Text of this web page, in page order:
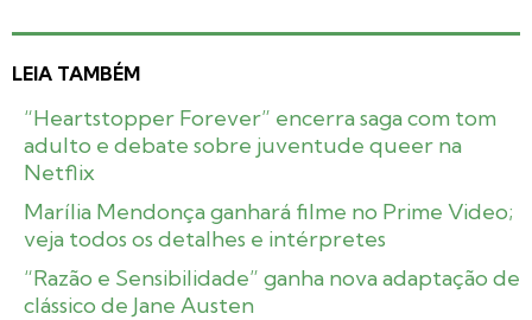
LEIA TAMBÉM
“Heartstopper Forever” encerra saga com tom
adulto e debate sobre juventude queer na
Netflix
Marília Mendonça ganhará filme no Prime Video;
veja todos os detalhes e intérpretes
“Razão e Sensibilidade” ganha nova adaptação de
clássico de Jane Austen